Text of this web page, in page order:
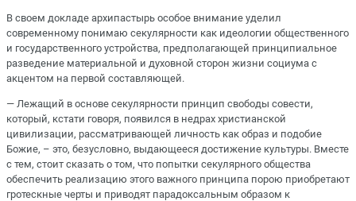
В своем докладе архипастырь особое внимание уделил
современному понимаю секулярности как идеологии общественного
и государственного устройства, предполагающей принципиальное
разведение материальной и духовной сторон жизни социума с
акцентом на первой составляющей.
— Лежащий в основе секулярности принцип свободы совести,
который, кстати говоря, появился в недрах христианской
цивилизации, рассматривающей личность как образ и подобие
Божие, – это, безусловно, выдающееся достижение культуры. Вместе
с тем, стоит сказать о том, что попытки секулярного общества
обеспечить реализацию этого важного принципа порою приобретают
гротескные черты и приводят парадоксальным образом к